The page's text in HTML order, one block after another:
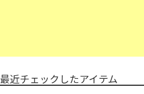
最近チェックしたアイテム